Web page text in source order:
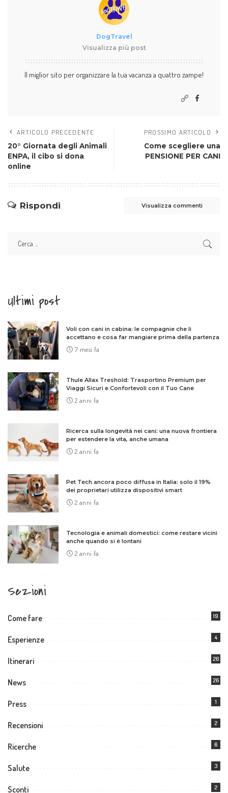
DogTravel
Visualizza più post
Il miglior sito per organizzare la tua vacanza a quattro zampe!
ARTICOLO PRECEDENTE
20° Giornata degli Animali
ENPA, il cibo si dona
online
PROSSIMO ARTICOLO
Come scegliere una
PENSIONE PER CANI
Rispondi Visualizza commenti
Ultimi post
Voli con cani in cabina: le compagnie che li
accettano e cosa far mangiare prima della partenza
7 mesi fa
Thule Allax Treshold: Trasportino Premium per
Viaggi Sicuri e Confortevoli con il Tuo Cane
2 anni fa
Ricerca sulla longevità nei cani: una nuova frontiera
per estendere la vita, anche umana
2 anni fa
Pet Tech ancora poco diffusa in Italia: solo il 19%
dei proprietari utilizza dispositivi smart
2 anni fa
Tecnologia e animali domestici: come restare vicini
anche quando si è lontani
2 anni fa
Sezioni
Come fare 19
Esperienze 4
Itinerari 26
News 26
Press 1
Recensioni 2
Ricerche 6
Salute 3
Sconti 2